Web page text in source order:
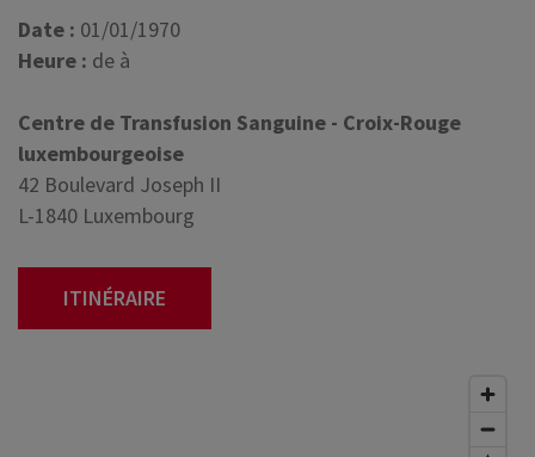
Date : 01/01/1970
Heure : de à
Centre de Transfusion Sanguine - Croix-Rouge
luxembourgeoise
42 Boulevard Joseph II
L-1840 Luxembourg
ITINÉRAIRE